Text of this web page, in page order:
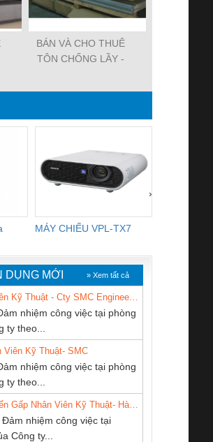
BÁN VÀ CHO THUÊ
TÔN CHỐNG LẦY -
0983.070.071
MÁY CHIẾU VPL-TX7
›
sát chuỗi
tấm pin
16I+
(2433950000)
Bộ giám sát dòng
TRANSCLINIC 16I+
(2008130000)
TY TNHH
KỸ THUẬT KTECH
NAM
CÔNG TY TNHH
SUPPLY
MỚI » Xem tất cả
nhiệm công việc tại phòng
ty theo...
Viên Kỹ Thuật- SMC
nhiệm công việc tại phòng
ty theo...
nhiệm công việc tại
Công ty...